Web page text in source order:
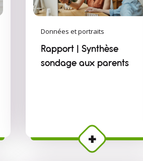
Données et portraits
Rapport | Synthèse
sondage aux parents